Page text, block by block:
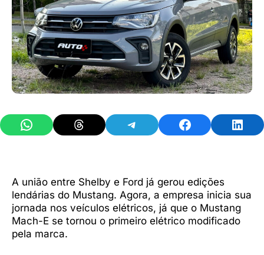
Share on WhatsAppShare on ThreadsShare on TelegramShare on Facebook
A união entre Shelby e Ford já gerou edições
lendárias do Mustang. Agora, a empresa inicia sua
jornada nos veículos elétricos, já que o Mustang
Mach-E se tornou o primeiro elétrico modificado
pela marca.